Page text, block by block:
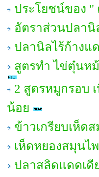
ประโยชน์ของ "
อัตราส่วนปลา
ปลานิลไร้ก้างแ
สูตรทำ ไข่ตุ๋นห
2 สูตรหมูกรอบ
น้อย
ข้าวเกรียบเห็ด
เห็ดหยองสมุนไ
ปลาสลิดแดดเดี